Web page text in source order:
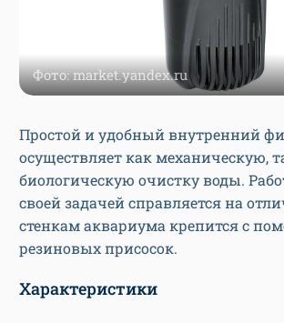
Фото: market.yandex.ru
Простой и удобный внутренний
осуществляет как механическую,
биологическую очистку воды.
своей задачей справляется на
стенкам аквариума крепится с
резиновых присосок.
Характеристики